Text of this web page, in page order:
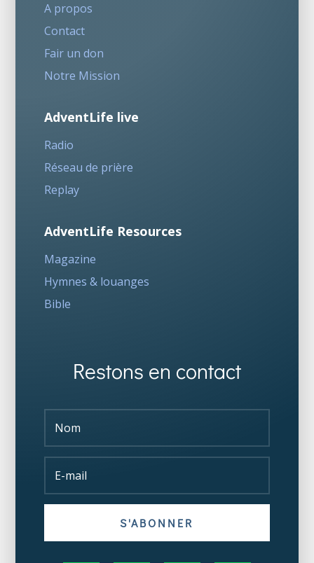
A propos
Contact
Fair un don
Notre Mission
AdventLife live
Radio
Réseau de prière
Replay
AdventLife Resources
Magazine
Hymnes & louanges
Bible
Restons en contact
S'ABONNER